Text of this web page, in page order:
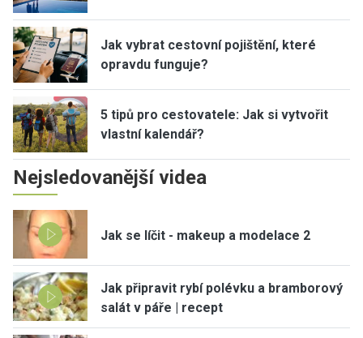
Jak vybrat cestovní pojištění, které
opravdu funguje?
5 tipů pro cestovatele: Jak si vytvořit
vlastní kalendář?
Nejsledovanější videa
Jak se líčit - makeup a modelace 2
Jak připravit rybí polévku a bramborový
salát v páře | recept